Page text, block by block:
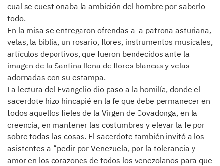
cual se cuestionaba la ambición del hombre por saberlo
todo.
En la misa se entregaron ofrendas a la patrona asturiana,
velas, la biblia, un rosario, flores, instrumentos musicales,
artículos deportivos, que fueron bendecidos ante la
imagen de la Santina llena de flores blancas y velas
adornadas con su estampa.
La lectura del Evangelio dio paso a la homilía, donde el
sacerdote hizo hincapié en la fe que debe permanecer en
todos aquellos fieles de la Virgen de Covadonga, en la
creencia, en mantener las costumbres y elevar la fe por
sobre todas las cosas. El sacerdote también invitó a los
asistentes a “pedir por Venezuela, por la tolerancia y
amor en los corazones de todos los venezolanos para que